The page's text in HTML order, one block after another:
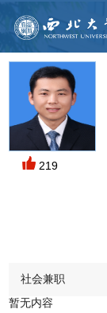
219
社会兼职
暂无内容